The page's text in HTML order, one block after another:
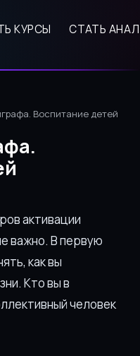
КУРСЫ СТАТЬ
Воспитание детей
активации
важно. В первую
как вы
Кто вы в
человек